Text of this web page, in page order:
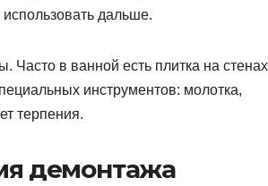
дальше.
Часто в ванной есть плитка на
инструментов: молотка,
терпения.
демонтажа